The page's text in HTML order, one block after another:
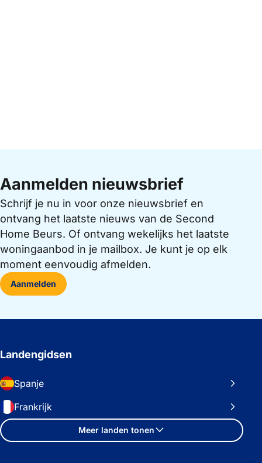
Aanmelden nieuwsbrief
Schrijf je nu in voor onze nieuwsbrief en
ontvang het laatste nieuws van de Second
Home Beurs. Of ontvang wekelijks het laatste
woningaanbod in je mailbox. Je kunt je op elk
moment eenvoudig afmelden.
Aanmelden
Landengidsen
Spanje
Frankrijk
Meer landen tonen